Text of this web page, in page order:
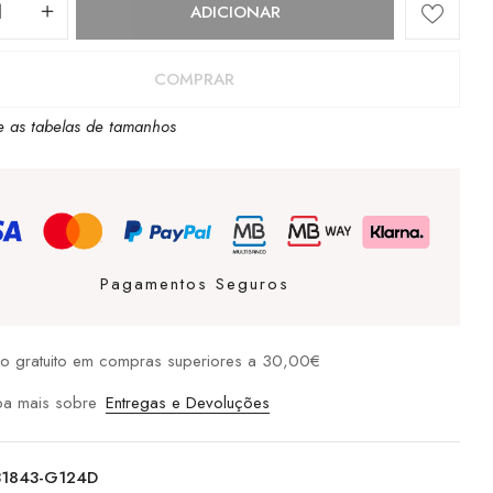
ADICIONAR
COMPRAR
as tabelas de tamanhos
Pagamentos Seguros
gratuito em compras superiores a 30,00€
mais sobre Entregas e Devoluções
G124D